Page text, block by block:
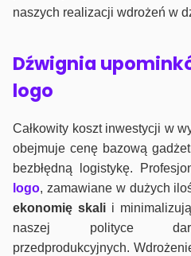
naszych realizacji wdrożeń w
Dźwignia
logo
Całkowity koszt inwestycji w
obejmuje cenę bazową
bezbłędną logistykę.
logo, zamawiane w dużych
ekonomię skalii
naszej polityce
przedprodukcyjnych.